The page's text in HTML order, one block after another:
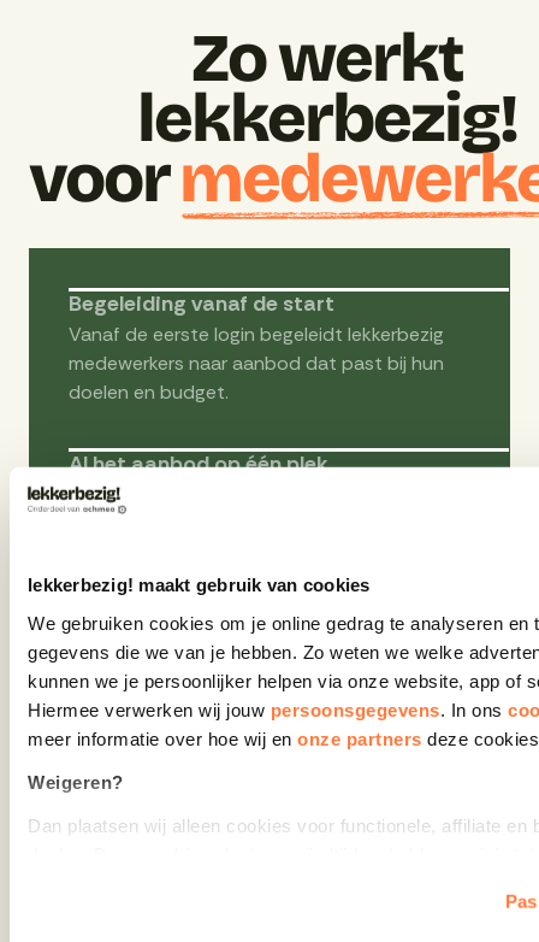
lekkerbezig! maakt gebruik van cookies
We gebruiken cookies om je online gedrag te analyseren en
gegevens die we van je hebben. Zo weten we welke
kunnen we je persoonlijker helpen via onze website, app of
Hiermee verwerken wij jouw persoonsgegevens . In ons
meer informatie over hoe wij en onze partners deze
Weigeren?
Dan plaatsen wij alleen cookies voor functionele, affiliate en
Zo werkt
lekkerbezig!
voor
Begeleiding vanaf de start
Vanaf de eerste login begeleidt lekkerbezig
medewerkers naar aanbod dat past bij hun
doelen en budget.
Al het aanbod op één plek
Opleidingen, workshops en coaching staan
allemaal bij elkaar in één persoonlijk overzicht.
wilt werken. Filter eenvoudig op onderwerp,
Alles in één keer goed geregeld
Je medewerker kan zelf bestellen én betalen
via het platform. Zonder dat jij iets hoeft te
doen.
Zelf kiezen wat werkt